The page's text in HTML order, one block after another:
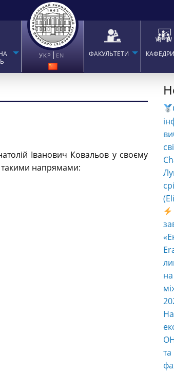
УКР EN ФАКУЛЬТЕТИ КАФЕДРИ
Іванович Ковальов у своєму
такими напрямами:
та